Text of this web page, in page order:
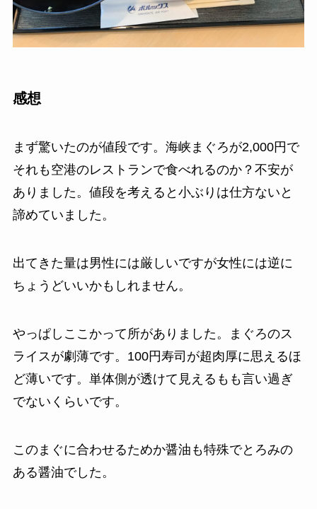
感想
まず驚いたのが値段です。海峡まぐろが2,000円で
それも空港のレストランで食べれるのか？不安が
ありました。値段を考えると小ぶりは仕方ないと
諦めていました。
出てきた量は男性には厳しいですが女性には逆に
ちょうどいいかもしれません。
やっぱしここかって所がありました。まぐろのス
ライスが劇薄です。100円寿司が超肉厚に思えるほ
ど薄いです。単体側が透けて見えるもも言い過ぎ
でないくらいです。
このまぐに合わせるためか醤油も特殊でとろみの
ある醤油でした。